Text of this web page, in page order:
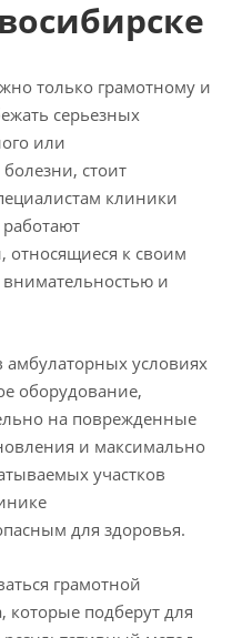
только грамотному и
серьезных
или
стоит
клиники
к своим
и
условиях
оборудование,
на поврежденные
и максимально
участков
для здоровья.
грамотной
которые подберут для